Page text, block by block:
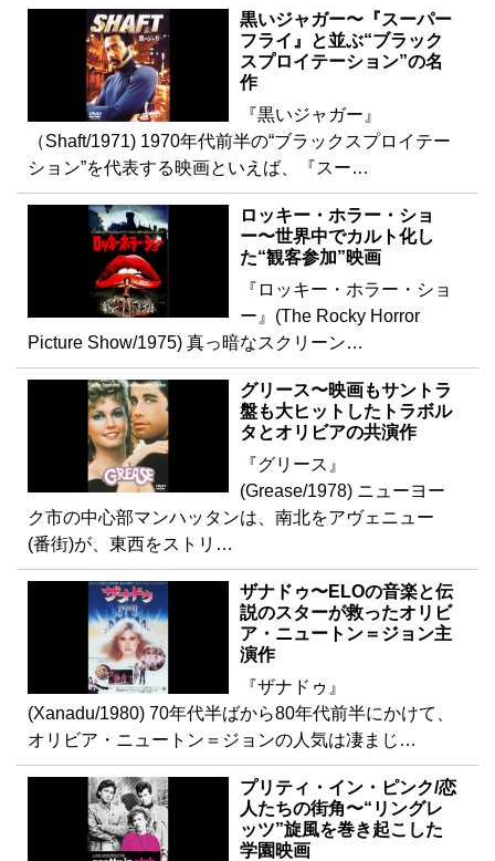
黒いジャガー〜『スーパー
フライ』と並ぶ“ブラック
スプロイテーション”の名
作
『黒いジャガー』
（Shaft/1971) 1970年代前半の“ブラックスプロイテー
ション”を代表する映画といえば、『スー…
ロッキー・ホラー・ショ
ー〜世界中でカルト化し
た“観客参加”映画
『ロッキー・ホラー・ショ
ー』(The Rocky Horror
Picture Show/1975) 真っ暗なスクリーン…
グリース〜映画もサントラ
盤も大ヒットしたトラボル
タとオリビアの共演作
『グリース』
(Grease/1978) ニューヨー
ク市の中心部マンハッタンは、南北をアヴェニュー
(番街)が、東西をストリ…
ザナドゥ〜ELOの音楽と伝
説のスターが救ったオリビ
ア・ニュートン＝ジョン主
演作
『ザナドゥ』
(Xanadu/1980) 70年代半ばから80年代前半にかけて、
オリビア・ニュートン＝ジョンの人気は凄まじ…
プリティ・イン・ピンク/恋
人たちの街角〜“リングレ
ッツ”旋風を巻き起こした
学園映画